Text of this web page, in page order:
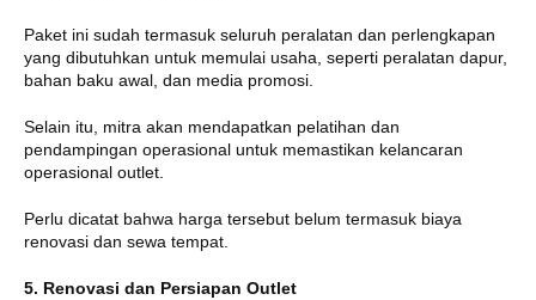
Paket ini sudah termasuk seluruh peralatan dan perlengkapan
yang dibutuhkan untuk memulai usaha, seperti peralatan dapur,
bahan baku awal, dan media promosi.
Selain itu, mitra akan mendapatkan pelatihan dan
pendampingan operasional untuk memastikan kelancaran
operasional outlet.
Perlu dicatat bahwa harga tersebut belum termasuk biaya
renovasi dan sewa tempat.
5. Renovasi dan Persiapan Outlet